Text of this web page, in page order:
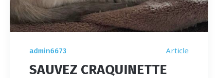
admin6673 Article
SAUVEZ CRAQUINETTE